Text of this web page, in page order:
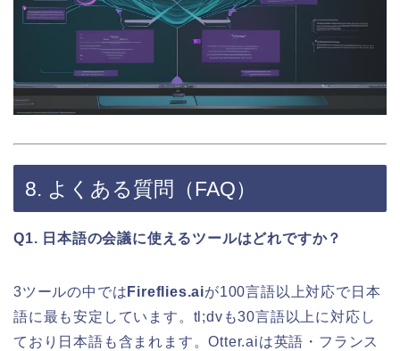
8. よくある質問（FAQ）
Q1. 日本語の会議に使えるツールはどれですか？
3ツールの中では Fireflies.aiが100言語以上対応で日本
語に最も安定しています。tl;dvも30言語以上に対応し
ており日本語も含まれます。Otter.aiは英語・フランス